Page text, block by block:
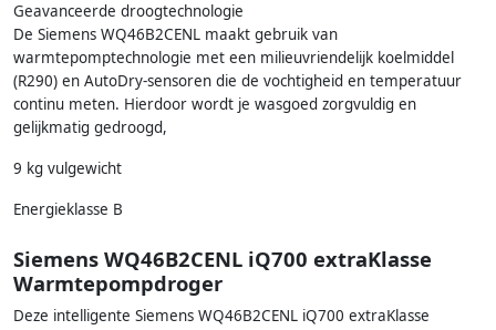
Geavanceerde droogtechnologie
De Siemens WQ46B2CENL maakt gebruik van
warmtepomptechnologie met een milieuvriendelijk koelmiddel
(R290) en AutoDry-sensoren die de vochtigheid en temperatuur
continu meten. Hierdoor wordt je wasgoed zorgvuldig en
gelijkmatig gedroogd,
9 kg vulgewicht
Energieklasse B
Siemens WQ46B2CENL iQ700 extraKlasse
Warmtepompdroger
Deze intelligente Siemens WQ46B2CENL iQ700 extraKlasse